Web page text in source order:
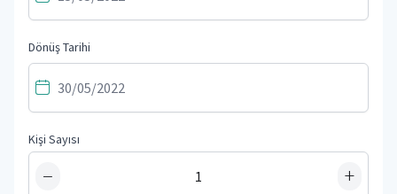
Dönüş Tarihi
Kişi Sayısı
− +